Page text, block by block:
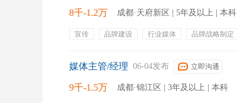
8千-1.2万 成都·天府新区 | 5年及以上 | 本科
宣传 品牌建设 行业媒体 品牌战略制定
媒体主管/经理 06-04发布 立即沟通
9千-1.5万 成都·锦江区 | 3年及以上 | 本科